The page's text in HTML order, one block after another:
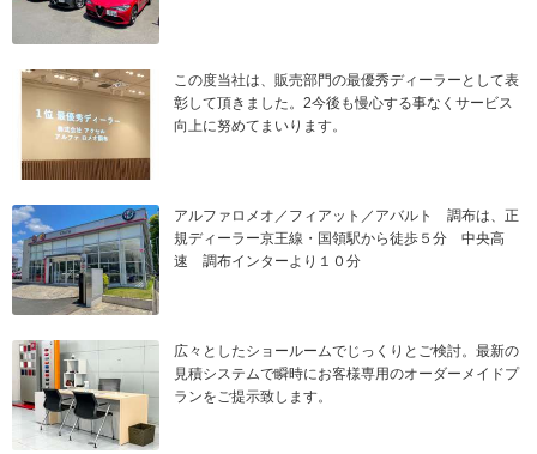
この度当社は、販売部門の最優秀ディーラーとして表
彰して頂きました。2今後も慢心する事なくサービス
向上に努めてまいります。
アルファロメオ／フィアット／アバルト 調布は、正
規ディーラー京王線・国領駅から徒歩５分 中央高
速 調布インターより１０分
広々としたショールームでじっくりとご検討。最新の
見積システムで瞬時にお客様専用のオーダーメイドプ
ランをご提示致します。